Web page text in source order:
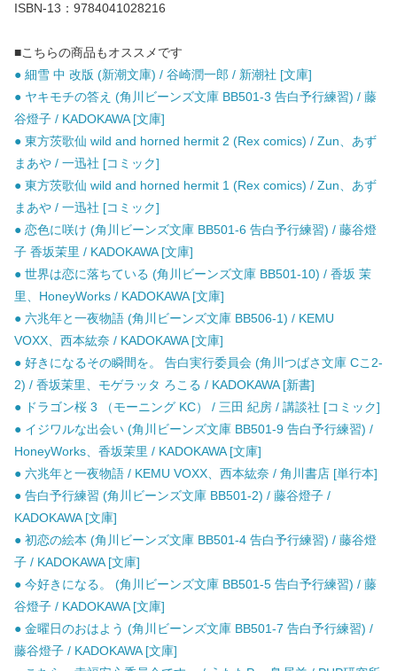
ISBN-13：9784041028216
■こちらの商品もオススメです
● 細雪 中 改版 (新潮文庫) / 谷崎潤一郎 / 新潮社 [文庫]
● ヤキモチの答え (角川ビーンズ文庫 BB501-3 告白予行練習) / 藤
谷燈子 / KADOKAWA [文庫]
● 東方茨歌仙 wild and horned hermit 2 (Rex comics) / Zun、あず
まあや / 一迅社 [コミック]
● 東方茨歌仙 wild and horned hermit 1 (Rex comics) / Zun、あず
まあや / 一迅社 [コミック]
● 恋色に咲け (角川ビーンズ文庫 BB501-6 告白予行練習) / 藤谷燈
子 香坂茉里 / KADOKAWA [文庫]
● 世界は恋に落ちている (角川ビーンズ文庫 BB501-10) / 香坂 茉
里、HoneyWorks / KADOKAWA [文庫]
● 六兆年と一夜物語 (角川ビーンズ文庫 BB506-1) / KEMU
VOXX、西本紘奈 / KADOKAWA [文庫]
● 好きになるその瞬間を。 告白実行委員会 (角川つばさ文庫 Cこ2-
2) / 香坂茉里、モゲラッタ ろこる / KADOKAWA [新書]
● ドラゴン桜 3 （モーニング KC） / 三田 紀房 / 講談社 [コミック]
● イジワルな出会い (角川ビーンズ文庫 BB501-9 告白予行練習) /
HoneyWorks、香坂茉里 / KADOKAWA [文庫]
● 六兆年と一夜物語 / KEMU VOXX、西本紘奈 / 角川書店 [単行本]
● 告白予行練習 (角川ビーンズ文庫 BB501-2) / 藤谷燈子 /
KADOKAWA [文庫]
● 初恋の絵本 (角川ビーンズ文庫 BB501-4 告白予行練習) / 藤谷燈
子 / KADOKAWA [文庫]
● 今好きになる。 (角川ビーンズ文庫 BB501-5 告白予行練習) / 藤
谷燈子 / KADOKAWA [文庫]
● 金曜日のおはよう (角川ビーンズ文庫 BB501-7 告白予行練習) /
藤谷燈子 / KADOKAWA [文庫]